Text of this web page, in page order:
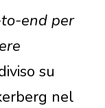
end per
su
nel